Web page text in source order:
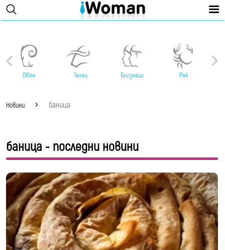
Овен Телец Близнаци Рак
Новини баница
баница - последни новини